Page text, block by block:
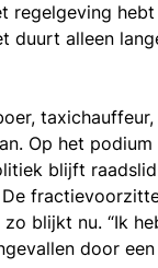
regelgeving
duurt alleen
Op het
blijft
blijkt nu. “Ik
door een